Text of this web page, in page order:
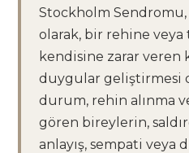
Stockholm
olarak, bir rehine
kendisine zarar veren
duygular geliştirmesi
durum, rehin alınma
gören bireylerin,
anlayış, sempati veya